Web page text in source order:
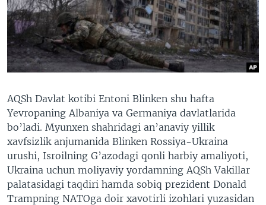
VIDEO
XABARLAR SURATLARDA
ODNOKLASSNIKI
TELEGRAM
TWITTER
SOUNDCLOUD
VOA
AQSh Davlat kotibi Entoni Blinken shu hafta
Yevropaning Albaniya va Germaniya davlatlarida
bo’ladi. Myunxen shahridagi an’anaviy yillik
xavfsizlik anjumanida Blinken Rossiya-Ukraina
urushi, Isroilning G’azodagi qonli harbiy amaliyoti,
Ukraina uchun moliyaviy yordamning AQSh Vakillar
palatasidagi taqdiri hamda sobiq prezident Donald
Trampning NATOga doir xavotirli izohlari yuzasidan